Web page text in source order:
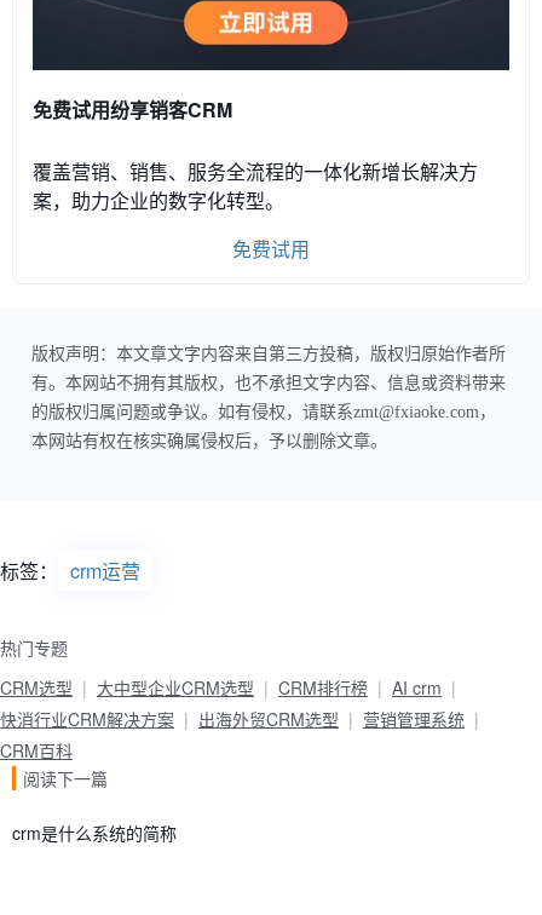
免费试用纷享销客CRM
覆盖营销、销售、服务全流程的一体化新增长解决方
案，助力企业的数字化转型。
免费试用
版权声明：本文章文字内容来自第三方投稿，版权归原始作者所
有。本网站不拥有其版权，也不承担文字内容、信息或资料带来
的版权归属问题或争议。如有侵权，请联系zmt@fxiaoke.com，
本网站有权在核实确属侵权后，予以删除文章。
标签： crm运营
热门专题
CRM选型
大中型企业CRM选型 CRM排行榜
AI crm
快消行业CRM解决方案
出海外贸CRM选型
营销管理系统
CRM百科
阅读下一篇
crm是什么系统的简称